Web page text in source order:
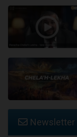
Newsletter